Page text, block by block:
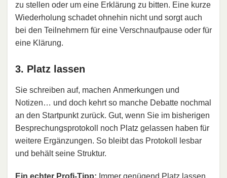
zu stellen oder um eine Erklärung zu bitten. Eine kurze
Wiederholung schadet ohnehin nicht und sorgt auch
bei den Teilnehmern für eine Verschnaufpause oder für
eine Klärung.
3. Platz lassen
Sie schreiben auf, machen Anmerkungen und
Notizen… und doch kehrt so manche Debatte nochmal
an den Startpunkt zurück. Gut, wenn Sie im bisherigen
Besprechungsprotokoll noch Platz gelassen haben für
weitere Ergänzungen. So bleibt das Protokoll lesbar
und behält seine Struktur.